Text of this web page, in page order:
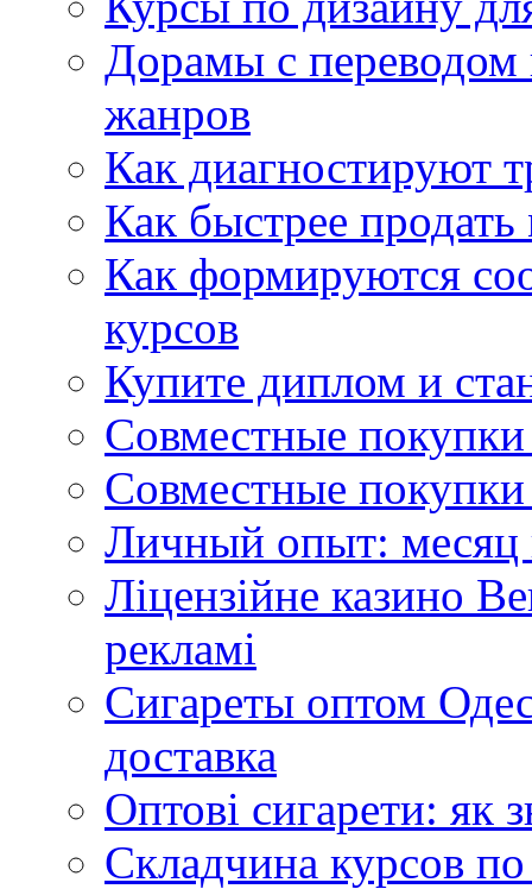
Дорамы с переводом
жанров
Как диагностируют
Как быстрее
Как формируются
курсов
Купите диплом и
Совместные
Совместные покупки
Личный опыт: месяц
Ліцензійне казино
рекламі
Сигареты оптом
доставка
Оптові сигарети: як
Складчина курсов